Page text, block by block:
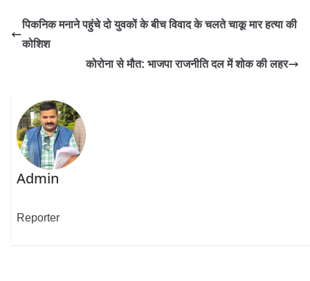
पिकनिक मनाने पहुंचे दो युवकों के बीच विवाद के चलते चाकू मार हत्या की
कोशिश
कोरोना से मौत: भाजपा राजनीति दल में शोक की लहर
Admin
Reporter